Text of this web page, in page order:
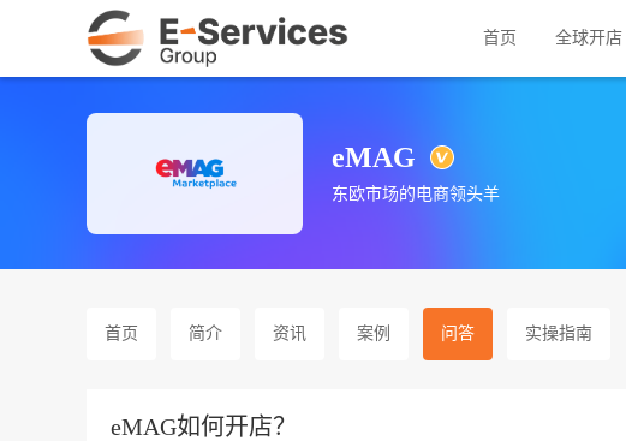
首页 全球开店
eMAG
东欧市场的电商领头羊
首页 简介 资讯 案例 问答 实操指南
eMAG如何开店？